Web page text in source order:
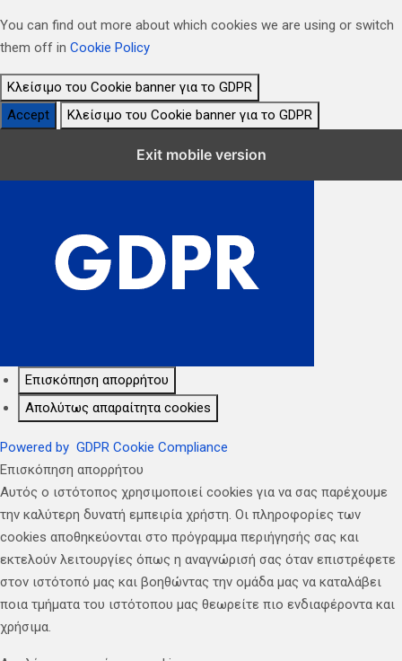
You can find out more about which cookies we are using or switch
them off in Cookie Policy
Κλείσιμο του Cookie banner για το GDPR
Accept
Κλείσιμο του Cookie banner για το GDPR
Exit mobile version
Επισκόπηση απορρήτου
Απολύτως απαραίτητα cookies
Powered by GDPR Cookie Compliance
Επισκόπηση απορρήτου
Αυτός ο ιστότοπος χρησιμοποιεί cookies για να σας παρέχουμε
την καλύτερη δυνατή εμπειρία χρήστη. Οι πληροφορίες των
cookies αποθηκεύονται στο πρόγραμμα περιήγησής σας και
εκτελούν λειτουργίες όπως η αναγνώρισή σας όταν επιστρέφετε
στον ιστότοπό μας και βοηθώντας την ομάδα μας να καταλάβει
ποια τμήματα του ιστότοπου μας θεωρείτε πιο ενδιαφέροντα και
χρήσιμα.